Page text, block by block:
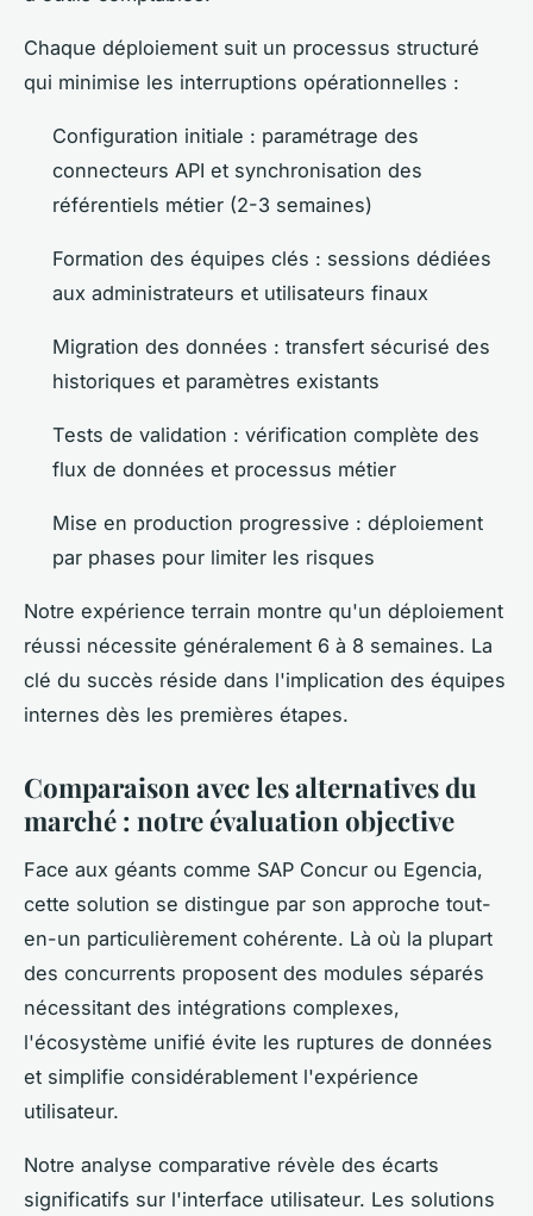
Chaque déploiement suit un processus structuré
qui minimise les interruptions opérationnelles :
Configuration initiale : paramétrage des
connecteurs API et synchronisation des
référentiels métier (2-3 semaines)
Formation des équipes clés : sessions dédiées
aux administrateurs et utilisateurs finaux
Migration des données : transfert sécurisé des
historiques et paramètres existants
Tests de validation : vérification complète des
flux de données et processus métier
Mise en production progressive : déploiement
par phases pour limiter les risques
Notre expérience terrain montre qu'un déploiement
réussi nécessite généralement 6 à 8 semaines. La
clé du succès réside dans l'implication des équipes
internes dès les premières étapes.
Comparaison avec les alternatives du
marché : notre évaluation objective
Face aux géants comme SAP Concur ou Egencia,
cette solution se distingue par son approche tout-
en-un particulièrement cohérente. Là où la plupart
des concurrents proposent des modules séparés
nécessitant des intégrations complexes,
l'écosystème unifié évite les ruptures de données
et simplifie considérablement l'expérience
utilisateur.
Notre analyse comparative révèle des écarts
significatifs sur l'interface utilisateur. Les solutions